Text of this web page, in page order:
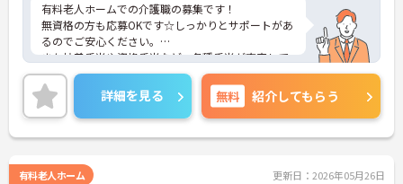
有料老人ホームでの介護職の募集です！
無資格の方も応募OKです☆しっかりとサポートがあ
るのでご安心ください。
また扶養手当や資格手当など、各種手当が充実して
います♪
ご興味のある方には、面接対策ポイントなど、さら
に詳細をお話しいたしますのでお気軽にご相談くだ
さい！
詳細を見る 無料 紹介してもらう
有料老人ホーム 更新日：2026年05月26日